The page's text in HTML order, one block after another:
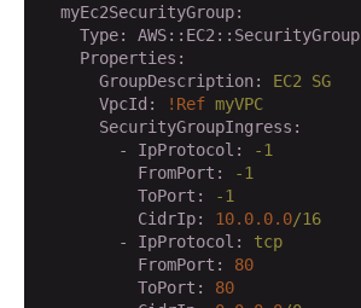
  myEc2SecurityGroup:
    Type:
AWS::EC2::SecurityGroup
    Properties:
      GroupDescription:
EC2
SG
      VpcId:
!Ref myVPC
      SecurityGroupIngress:
        - IpProtocol:
-1
          FromPort:
-1
          ToPort:
-1
          CidrIp:
10.0.0.0/16
        - IpProtocol:
tcp
          FromPort:
80
          ToPort:
80